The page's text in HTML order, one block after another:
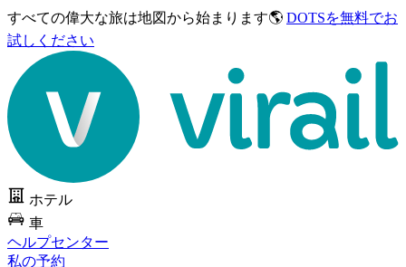
すべての偉大な旅は地図から始まります🌎 DOTSを無料でお
試しください
ホテル
車
ヘルプセンター
私の予約